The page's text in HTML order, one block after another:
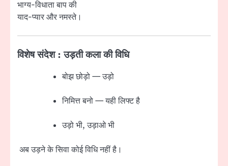
भाग्य-विधाता बाप की
याद-प्यार और नमस्ते।
विशेष संदेश : उड़ती कला की विधि
बोझ छोड़ो — उड़ो
निमित्त बनो — यही लिफ्ट है
उड़ो भी, उड़ाओ भी
अब उड़ने के सिवा कोई विधि नहीं है।